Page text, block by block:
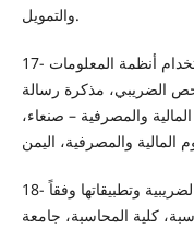
والتمويل.
17- القيلي، أمل يحي ناصر (2013)، أثر استخدام أنظمة المعلومات
الضريبي، مذكرة رسالة
والمصرفية – صنعاء،
18- مريود، مسعود محمد (2023). "المحاسبة الضريبية وتطبيقاتها وفقاً
كلية المحاسبة، جامعة